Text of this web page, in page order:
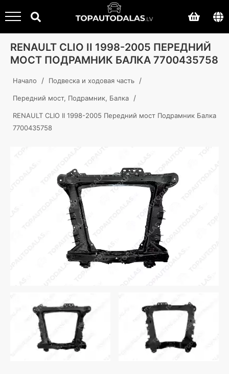
RENAULT CLIO II 1998-2005 ПЕРЕДНИЙ
МОСТ ПОДРАМНИК БАЛКА 7700435758
Начало / Подвеска и ходовая часть /
Передний мост, Подрамник, Балка /
RENAULT CLIO II 1998-2005 Передний мост Подрамник Балка
7700435758